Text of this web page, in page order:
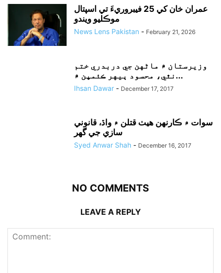
عمران خان کي 25 فيبروريءَ تي اسپتال
موڪليو ويندو
News Lens Pakistan - February 21, 2026
وزيرستان ۾ ماڻهن جي دربدري ختم
نٿي، محسود ٻيهر ڪئمپن ۾...
Ihsan Dawar - December 17, 2017
سوات ۾ ڪارنهن هيٺ قتلن ۾ واڌ، قانوني
سازي جي گهر
Syed Anwar Shah - December 16, 2017
NO COMMENTS
LEAVE A REPLY